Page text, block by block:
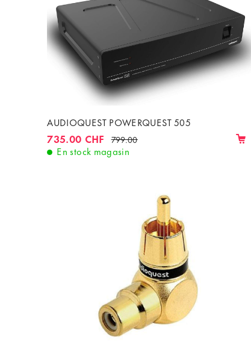
AUDIOQUEST POWERQUEST 505
735.00 CHF 799.00
En stock magasin